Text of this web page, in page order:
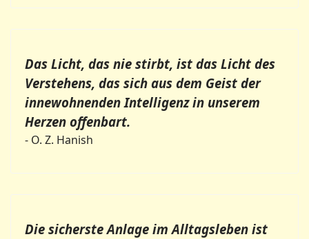
Das Licht, das nie stirbt, ist das Licht des
Verstehens, das sich aus dem Geist der
innewohnenden Intelligenz in unserem
Herzen offenbart.
- O. Z. Hanish
Die sicherste Anlage im Alltagsleben ist